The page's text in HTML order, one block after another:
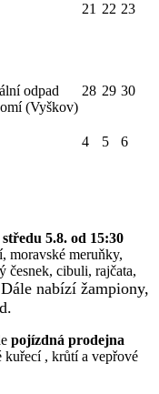
21 22 23
odpad
(Vyškov)
28 29 30
4 5
6
středu 5.8. od 15:30
moravské meruňky,
česnek, cibuli, rajčata,
Dále nabízí žampiony,
pojízdná prodejna
kuřecí , krůtí a vepřové